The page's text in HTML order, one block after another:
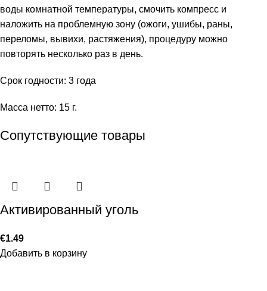
воды комнатной температуры, смочить компресс и
наложить на проблемную зону (ожоги, ушибы, раны,
переломы, вывихи, растяжения), процедуру можно
повторять несколько раз в день.
Срок годности: 3 года
Масса нетто: 15 г.
Сопутствующие товары
Активированный уголь
€1.49
Добавить в корзину